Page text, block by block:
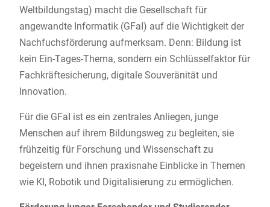
Weltbildungstag) macht die Gesellschaft für
angewandte Informatik (GFaI) auf die Wichtigkeit der
Nachfuchsförderung aufmerksam. Denn: Bildung ist
kein Ein-Tages-Thema, sondern ein Schlüsselfaktor für
Fachkräftesicherung, digitale Souveränität und
Innovation.
Für die GFaI ist es ein zentrales Anliegen, junge
Menschen auf ihrem Bildungsweg zu begleiten, sie
frühzeitig für Forschung und Wissenschaft zu
begeistern und ihnen praxisnahe Einblicke in Themen
wie KI, Robotik und Digitalisierung zu ermöglichen.